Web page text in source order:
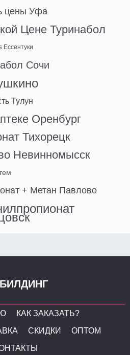
цены Уфа
Цене Туринабол
Сочи
Тулун
Оренбург
Тихорецк
Невинномысск
+ Метан Павлово
КАК ЗАКАЗАТЬ?
СКИДКИ
ОПТОМ